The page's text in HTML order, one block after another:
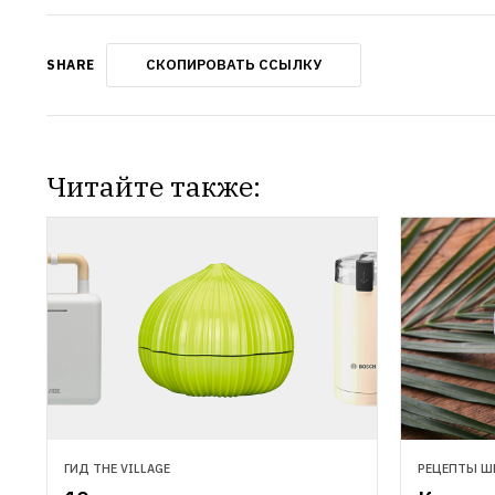
SHARE СКОПИРОВАТЬ ССЫЛКУ
Читайте также:
ГИД THE VILLAGE РЕЦЕПТЫ